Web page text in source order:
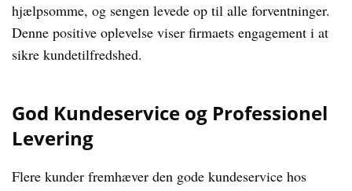
hjælpsomme, og sengen levede op til alle forventninger.
Denne positive oplevelse viser firmaets engagement i at
sikre kundetilfredshed.
God Kundeservice og Professionel
Levering
Flere kunder fremhæver den gode kundeservice hos